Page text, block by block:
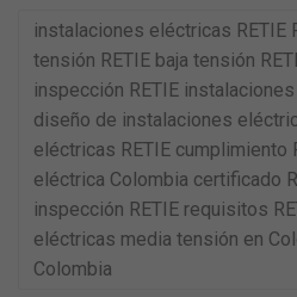
instalaciones eléctricas RETIE
tensión RETIE baja tensión
inspección RETIE
diseño de instalaciones
eléctricas RETIE cumplimiento
eléctrica Colombia certificado
inspección RETIE requisitos
eléctricas media tensión en
Colombia